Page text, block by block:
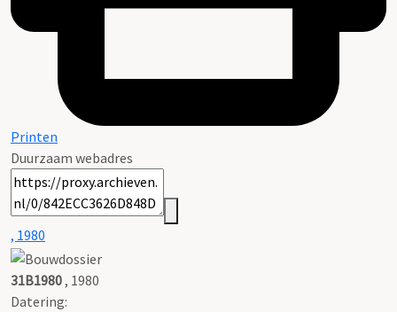
Printen
Duurzaam webadres
, 1980
31B1980, 1980
Datering: